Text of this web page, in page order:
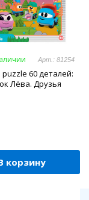
Арт.: 81254
60 деталей:
Лёва. Друзья
корзину